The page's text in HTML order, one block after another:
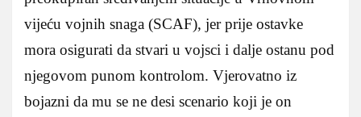
vijeću vojnih snaga (SCAF), jer prije ostavke
mora osigurati da stvari u vojsci i dalje ostanu pod
njegovom punom kontrolom. Vjerovatno iz
bojazni da mu se ne desi scenario koji je on